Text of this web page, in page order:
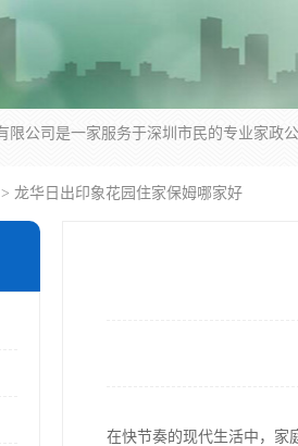
> 龙华日出印象花园住家保姆哪家好
在快节奏的现代生活中，家